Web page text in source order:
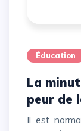
Éducation
La minute du psy - Mon enfant a
peur de
Il est normal pour certains enfants d'avoir peur